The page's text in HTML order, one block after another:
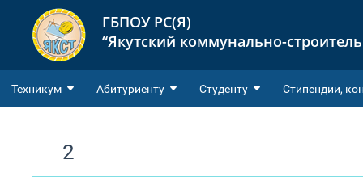
ГБПОУ РС(Я)
“Якутский коммунально-
Техникум Абитуриенту Студенту Cтипендии,
2